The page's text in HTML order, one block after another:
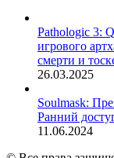
Pathologic 3:
игрового
смерти и
26.03.2025
Soulmask:
Ранний
11.06.2024